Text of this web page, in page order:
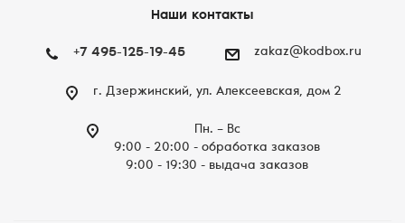
Наши контакты
+7 495-125-19-45 zakaz@kodbox.ru
г. Дзержинский, ул. Алексеевская, дом 2
Пн. – Вc
9:00 - 20:00 - обработка заказов
9:00 - 19:30 - выдача заказов